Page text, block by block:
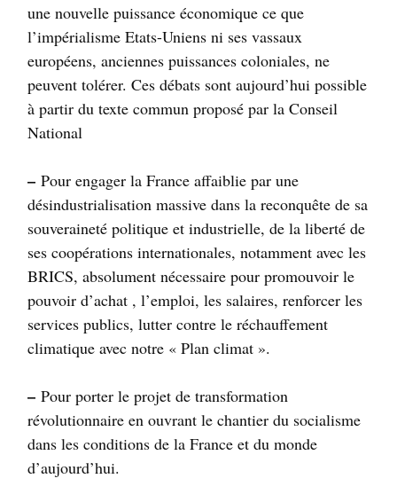
une nouvelle puissance économique ce que
l’impérialisme Etats-Uniens ni ses vassaux
européens, anciennes puissances coloniales, ne
peuvent tolérer. Ces débats sont aujourd’hui possible
à partir du texte commun proposé par la Conseil
National
– Pour engager la France affaiblie par une
désindustrialisation massive dans la reconquête de sa
souveraineté politique et industrielle, de la liberté de
ses coopérations internationales, notamment avec les
BRICS, absolument nécessaire pour promouvoir le
pouvoir d’achat , l’emploi, les salaires, renforcer les
services publics, lutter contre le réchauffement
climatique avec notre « Plan climat ».
– Pour porter le projet de transformation
révolutionnaire en ouvrant le chantier du socialisme
dans les conditions de la France et du monde
d’aujourd’hui.